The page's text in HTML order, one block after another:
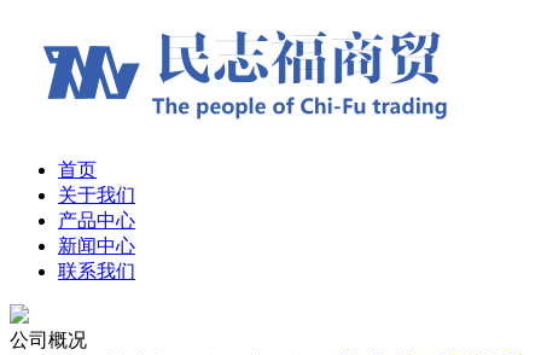
首页
关于我们
产品中心
新闻中心
联系我们
公司概况